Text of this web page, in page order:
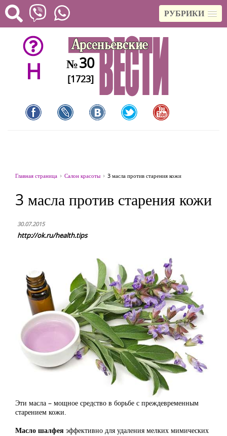
РУБРИКИ
H №30
[1723]
Главная страница Салон красоты 3 масла против старения кожи
3 масла против старения кожи
30.07.2015
http://ok.ru/health.tips
Эти масла – мощное средство в борьбе с преждевременным
старением кожи.
Масло шалфея эффективно для удаления мелких мимических